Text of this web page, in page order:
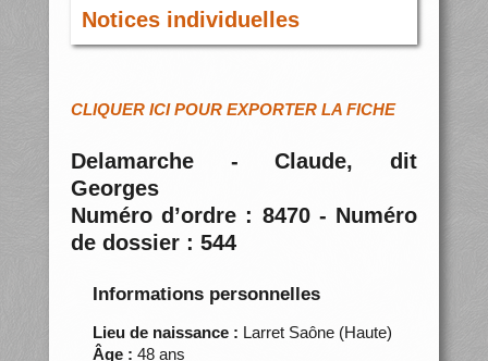
Notices individuelles
CLIQUER ICI POUR EXPORTER LA FICHE
Delamarche - Claude, dit
Georges
Numéro d’ordre : 8470 - Numéro
de dossier : 544
Informations personnelles
Lieu de naissance : Larret Saône (Haute)
Âge : 48 ans